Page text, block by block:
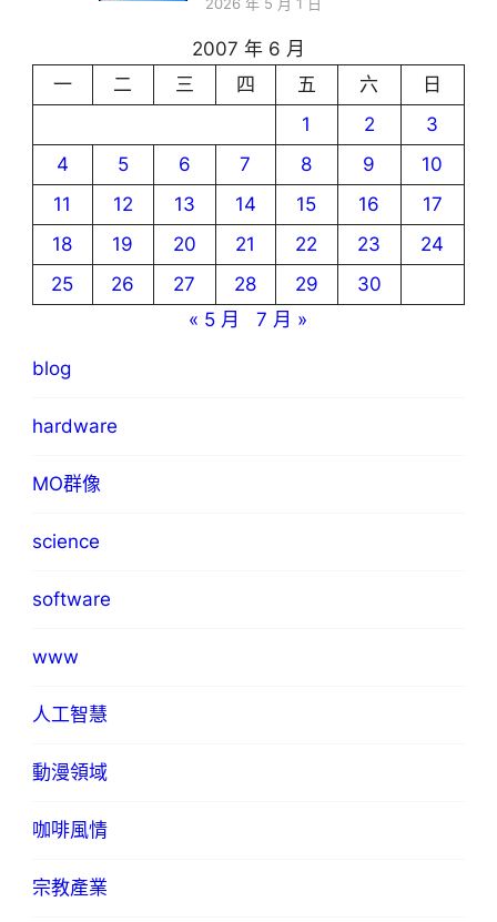
2007 年 6 月
一
二 三 四 五 六
日
1
2
3
4
5 6 7 8 9
10
11
12 13 14 15 16
17
18
19 20 21 22 23
24
25
26 27 28 29
30
« 5 月
7 月 »
blog
hardware
MO群像
science
software
www
人工智慧
動漫領域
咖啡風情
宗教產業